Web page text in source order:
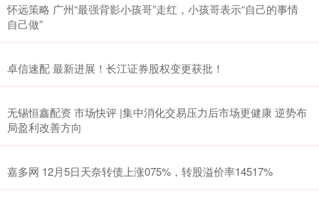
怀远策略 广州“最强背影小孩哥”走红，小孩哥表示“自己的事情
自己做”
卓信速配 最新进展！长江证券股权变更获批！
无锡恒鑫配资 市场快评 |集中消化交易压力后市场更健康 逆势布
局盈利改善方向
嘉多网 12月5日天奈转债上涨075%，转股溢价率14517%